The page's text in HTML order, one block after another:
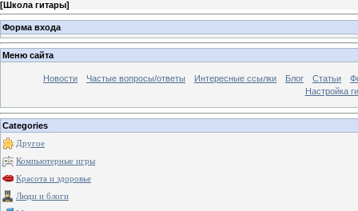
[Школа гитары]
Форма входа
Меню сайта
Новости Частые вопросы/ответы Интересные ссылки Блог Статьи
Настройка
Categories
Другое
Компьютерные игры
Красота и здоровье
Люди и блоги